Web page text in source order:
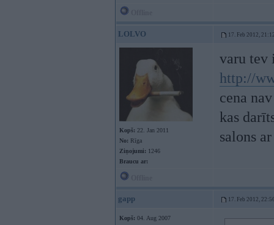
LOLVO 17. Feb 2012,
Kopš: 22. Jan 2011
No: Rīga
Ziņojumi: 1246
Braucu ar:
varu tev
http://
cena
kas
salons
gapp 17. Feb 2012,
Kopš: 04. Aug 2007